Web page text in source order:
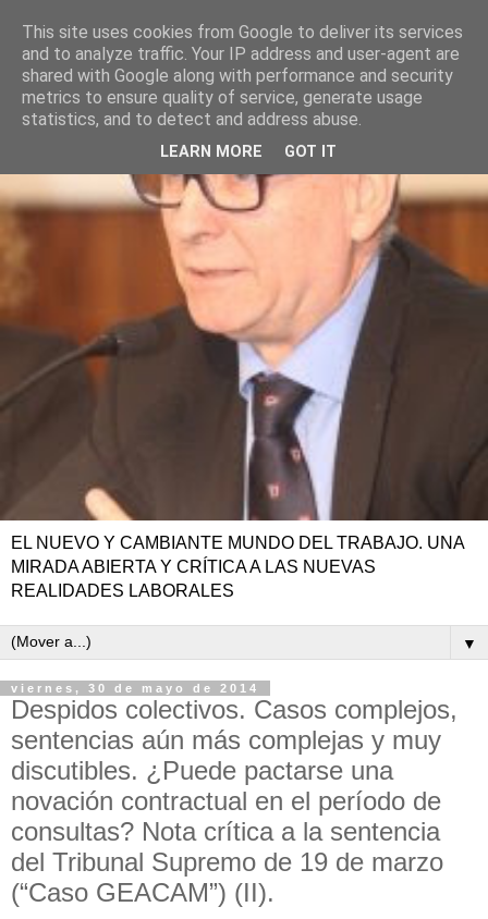
EL NUEVO Y CAMBIANTE MUNDO DEL TRABAJO. UNA
MIRADA ABIERTA Y CRÍTICA A LAS NUEVAS
REALIDADES LABORALES
▼
viernes, 30 de mayo de 2014
Despidos colectivos. Casos complejos,
sentencias aún más complejas y muy
discutibles. ¿Puede pactarse una
novación contractual en el período de
consultas? Nota crítica a la sentencia
del Tribunal Supremo de 19 de marzo
(“Caso GEACAM”) (II).
This site uses cookies from Google to deliver its services
and to analyze traffic. Your IP address and user-agent are
shared with Google along with performance and security
metrics to ensure quality of service, generate usage
statistics, and to detect and address abuse.
LEARN MORE GOT IT